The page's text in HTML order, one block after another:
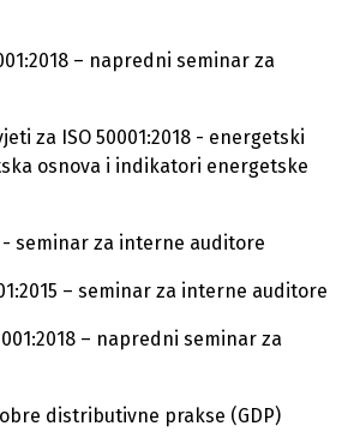
– napredni seminar za
za ISO 50001:2018 - energetski
osnova i indikatori energetske
- seminar za interne auditore
– seminar za interne auditore
– napredni seminar za
distributivne prakse (GDP)